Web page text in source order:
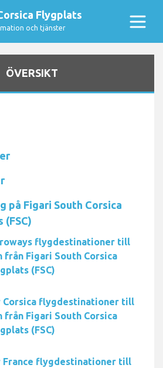
Flygplats
och tjänster
ÖVERSIKT
på Figari South Corsica
(FSC)
flygdestinationer till
från Figari South Corsica
(FSC)
Corsica flygdestinationer till
från Figari South Corsica
(FSC)
France flygdestinationer till